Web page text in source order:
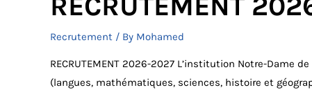
Recrutement / By Mohamed
RECRUTEMENT 2026-2027 L’institution Notre-Dame
(langues, mathématiques, sciences, histoire et